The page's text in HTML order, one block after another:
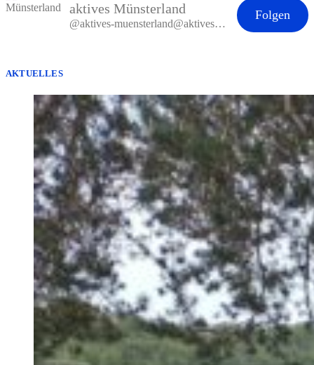
aktives Münsterland
@aktives-muensterland@aktives-muensterland.de
Folgen
AKTUELLES